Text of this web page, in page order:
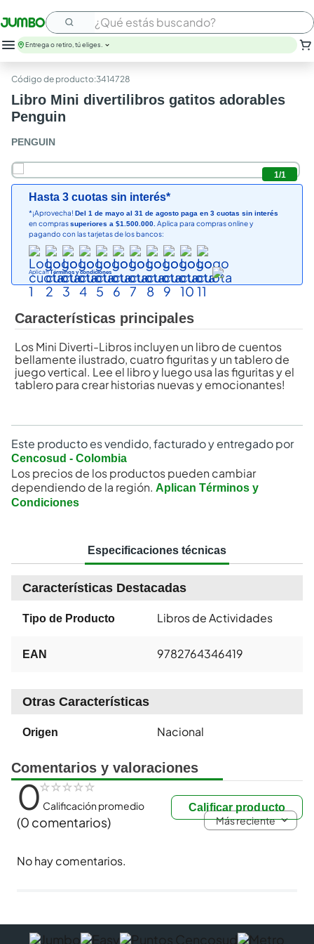
¿Qué estás buscando?
Entrega o retiro, tú eliges.
:3414728
Libro Mini divertilibros gatitos adorables
Penguin
PENGUIN
1/1
Hasta 3 cuotas sin interés*
*¡Aprovecha! Del 1 de mayo al 31 de agosto paga en 3 cuotas sin interés
en comprassuperiores a $1.500.000. Aplica para compras online y
pagando con las tarjetas de los bancos:
AplicanTérminos y condiciones
Características principales
Los Mini Diverti-Libros incluyen un libro de cuentos
bellamente ilustrado, cuatro figuritas y un tablero de
juego vertical. Lee el libro y luego usa las figuritas y el
tablero para crear historias nuevas y emocionantes!
Este producto es vendido, facturado y entregado por
Cencosud - Colombia
Los precios de los productos pueden cambiar
dependiendo de la región. Aplican Términos y
Condiciones
Especificaciones técnicas
Características Destacadas
Tipo de Producto Libros de Actividades
EAN 9782764346419
Otras Características
Origen Nacional
Comentarios y valoraciones
Calificar producto
☆☆☆☆☆
0Calificación promedio
(0 comentarios) Más reciente
No hay comentarios.